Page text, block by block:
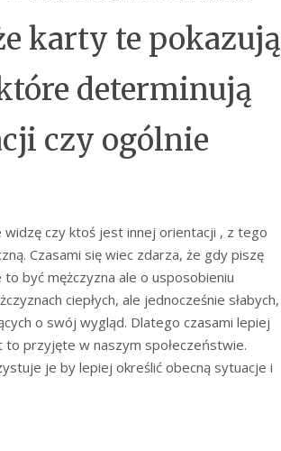
karty te pokazują
determinują
czy ogólnie
czy ktoś jest innej orientacji , z tego
Czasami się wiec zdarza, że gdy piszę
być mężczyzna ale o usposobieniu
ciepłych, ale jednocześnie słabych,
o swój wygląd. Dlatego czasami lepiej
przyjęte w naszym społeczeństwie.
je by lepiej określić obecną sytuacje i